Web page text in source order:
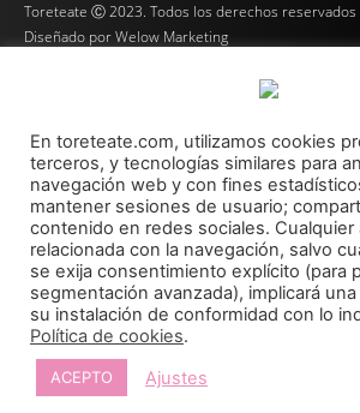
Toreteate Ⓒ 2023. Todos los derechos reservados
Diseñado porWelow Marketing
En toreteate.com, utilizamos cookies
terceros, y tecnologías similares para
navegación web y con fines
mantener sesiones de usuario;
contenido en redes sociales. Cualquier
relacionada con la navegación, salvo
se exija consentimiento explícito (para
segmentación avanzada), implicará
su instalación de conformidad con lo
Política de cookies.
ACEPTO Ajustes